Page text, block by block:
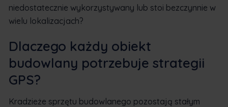
niedostatecznie wykorzystywany lub stoi bezczynnie w
wielu lokalizacjach?
Dlaczego każdy obiekt
budowlany potrzebuje strategii
GPS?
Kradzieże sprzętu budowlanego pozostają stałym